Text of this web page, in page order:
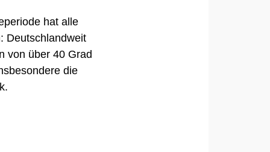
hat alle
Deutschlandweit
von über 40 Grad
die